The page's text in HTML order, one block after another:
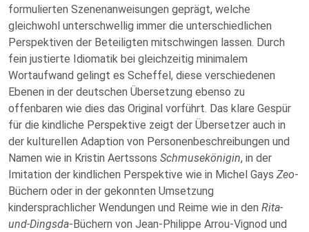
formulierten Szenenanweisungen geprägt, welche
gleichwohl unterschwellig immer die unterschiedlichen
Perspektiven der Beteiligten mitschwingen lassen. Durch
fein justierte Idiomatik bei gleichzeitig minimalem
Wortaufwand gelingt es Scheffel, diese verschiedenen
Ebenen in der deutschen Übersetzung ebenso zu
offenbaren wie dies das Original vorführt. Das klare Gespür
für die kindliche Perspektive zeigt der Übersetzer auch in
der kulturellen Adaption von Personenbeschreibungen und
Namen wie in Kristin Aertssons Schmusekönigin, in der
Imitation der kindlichen Perspektive wie in Michel Gays Zeo-
Büchern oder in der gekonnten Umsetzung
kindersprachlicher Wendungen und Reime wie in den Rita-
und-Dingsda-Büchern von Jean-Philippe Arrou-Vignod und